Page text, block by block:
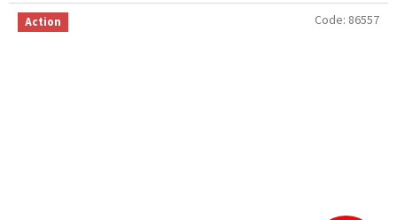
Action Code: 86557